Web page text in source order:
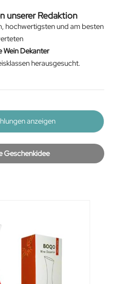
unserer Redaktion
hochwertigsten und am besten
Dekanter
herausgesucht.
anzeigen
Geschenkidee